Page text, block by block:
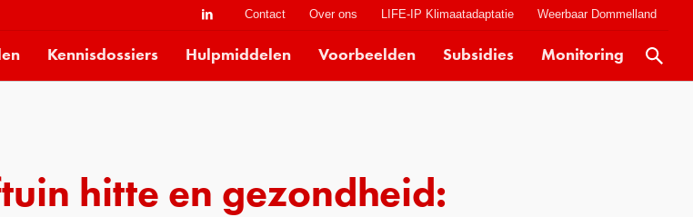
Contact Over ons LIFE-IP Klimaatadaptatie Weerbaar Dommelland
Kennisdossiers Hulpmiddelen Voorbeelden Subsidies Monitoring
hitte en gezondheid: